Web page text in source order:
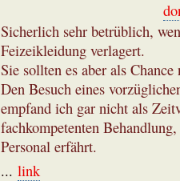
Sicherlich sehr betrüblich,
Feizeikleidung verlagert.
Sie sollten es aber als
Den Besuch eines
empfand ich gar nicht als
fachkompetenten
Personal erfährt.
... link